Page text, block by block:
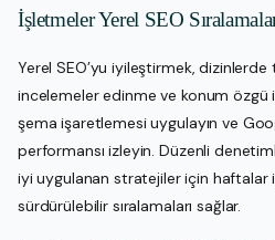
İşletmeler Yerel SEO
Yerel SEO’yu iyileştirmek, dizinlerde
incelemeler edinme ve konum özgü
şema işaretlemesi uygulayın ve
performansı izleyin. Düzenli
iyi uygulanan stratejiler için haftalar
sürdürülebilir sıralamaları sağlar.